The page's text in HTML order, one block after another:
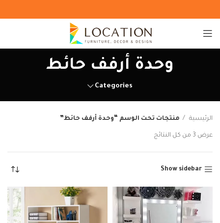
وحدة أرفف حائط
Categories
الرئيسية منتجات تحت الوسم “وحدة أرفف حائط”
عرض ⁦3⁩ من كل النتائج
Show sidebar